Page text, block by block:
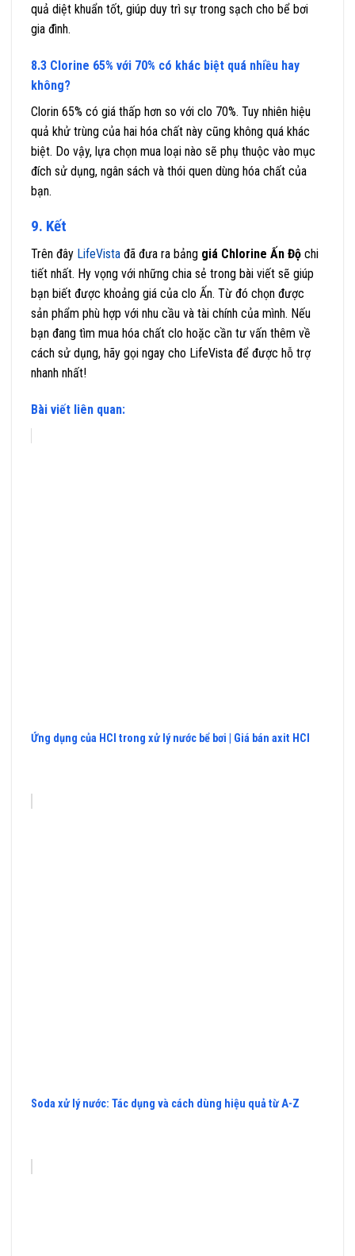
quả diệt khuẩn tốt, giúp duy trì sự trong sạch cho bể bơi
gia đình.
8.3 Clorine 65% với 70% có khác biệt quá nhiều hay
không?
Clorin 65% có giá thấp hơn so với clo 70%. Tuy nhiên hiệu
quả khử trùng của hai hóa chất này cũng không quá khác
biệt. Do vậy, lựa chọn mua loại nào sẽ phụ thuộc vào mục
đích sử dụng, ngân sách và thói quen dùng hóa chất của
bạn.
9. Kết
Trên đây LifeVista đã đưa ra bảng giá Chlorine Ấn Độ chi
tiết nhất. Hy vọng với những chia sẻ trong bài viết sẽ giúp
bạn biết được khoảng giá của clo Ấn. Từ đó chọn được
sản phẩm phù hợp với nhu cầu và tài chính của mình. Nếu
bạn đang tìm mua hóa chất clo hoặc cần tư vấn thêm về
cách sử dụng, hãy gọi ngay cho LifeVista để được hỗ trợ
nhanh nhất!
Bài viết liên quan:
Ứng dụng của HCl trong xử lý nước bể bơi | Giá bán axit HCl
Soda xử lý nước: Tác dụng và cách dùng hiệu quả từ A-Z